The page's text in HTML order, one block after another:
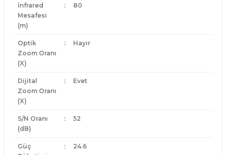
İnfrared
Mesafesi
(m)
: 80
Optik
Zoom Oranı
(X)
: Hayır
Dijital
Zoom Oranı
(X)
: Evet
S/N Oranı
(dB)
: 52
Güç
: 24.6